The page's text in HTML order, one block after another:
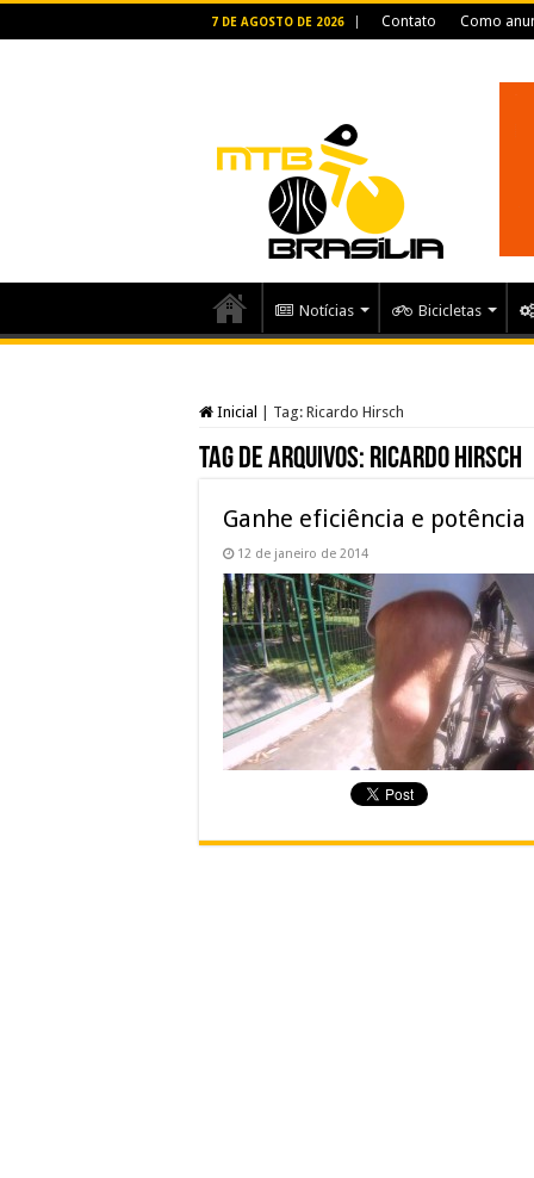
7 DE AGOSTO DE 2026 Contato Como
Notícias Bicicletas
Inicial Tag: Ricardo Hirsch
Tag de arquivos: Ricardo Hirsch
Ganhe eficiência e
12 de janeiro de 2014